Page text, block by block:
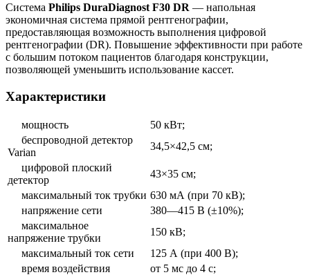
Система Philips DuraDiagnost F30 DR — напольная
экономичная система прямой рентгенографии,
предоставляющая возможность выполнения цифровой
рентгенографии (DR). Повышение эффективности при работе
с большим потоком пациентов благодаря конструкции,
позволяющей уменьшить использование кассет.
Характеристики
мощность
50 кВт;
беспроводной детектор
Varian
34,5×42,5 см;
цифровой плоский
детектор
43×35 см;
максимальный ток трубки 630 мА (при 70 кВ);
напряжение сети
380—415 В (±10%);
максимальное
напряжение трубки
150 кВ;
максимальный ток сети
125 А (при 400 В);
время воздействия
от 5 мс до 4 с;